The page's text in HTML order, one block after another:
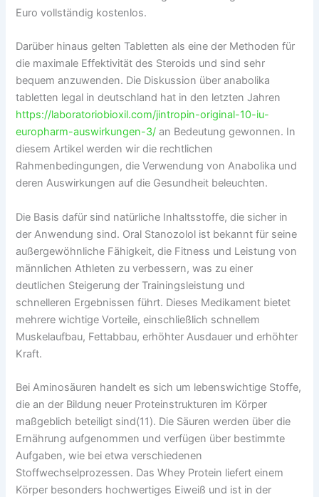
Euro vollständig kostenlos.
Darüber hinaus gelten Tabletten als eine der Methoden für
die maximale Effektivität des Steroids und sind sehr
bequem anzuwenden. Die Diskussion über anabolika
tabletten legal in deutschland hat in den letzten Jahren
https://laboratoriobioxil.com/jintropin-original-10-iu-
europharm-auswirkungen-3/ an Bedeutung gewonnen. In
diesem Artikel werden wir die rechtlichen
Rahmenbedingungen, die Verwendung von Anabolika und
deren Auswirkungen auf die Gesundheit beleuchten.
Die Basis dafür sind natürliche Inhaltsstoffe, die sicher in
der Anwendung sind. Oral Stanozolol ist bekannt für seine
außergewöhnliche Fähigkeit, die Fitness und Leistung von
männlichen Athleten zu verbessern, was zu einer
deutlichen Steigerung der Trainingsleistung und
schnelleren Ergebnissen führt. Dieses Medikament bietet
mehrere wichtige Vorteile, einschließlich schnellem
Muskelaufbau, Fettabbau, erhöhter Ausdauer und erhöhter
Kraft.
Bei Aminosäuren handelt es sich um lebenswichtige Stoffe,
die an der Bildung neuer Proteinstrukturen im Körper
maßgeblich beteiligt sind(11). Die Säuren werden über die
Ernährung aufgenommen und verfügen über bestimmte
Aufgaben, wie bei etwa verschiedenen
Stoffwechselprozessen. Das Whey Protein liefert einem
Körper besonders hochwertiges Eiweiß und ist in der